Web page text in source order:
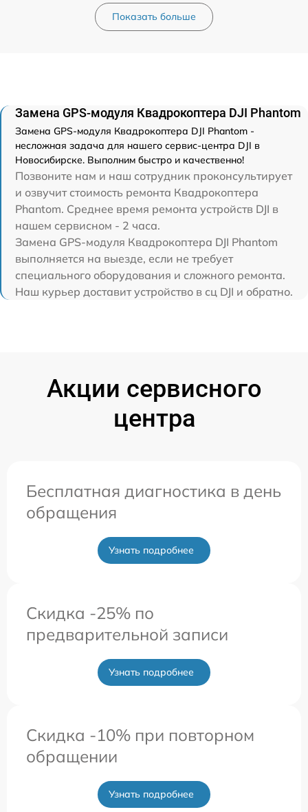
Показать больше
Замена GPS-модуля Квадрокоптера DJI Phantom
Замена GPS-модуля Квадрокоптера DJI Phantom -
несложная задача для нашего сервис-центра DJI в
Новосибирске. Выполним быстро и качественно!
Позвоните нам и наш сотрудник проконсультирует
и озвучит стоимость ремонта Квадрокоптера
Phantom. Среднее время ремонта устройств DJI в
нашем сервисном - 2 часа.
Замена GPS-модуля Квадрокоптера DJI Phantom
выполняется на выезде, если не требует
специального оборудования и сложного ремонта.
Наш курьер доставит устройство в сц DJI и обратно.
Акции сервисного
центра
Бесплатная диагностика в день
обращения
Узнать подробнее
Скидка -25% по
предварительной записи
Узнать подробнее
Скидка -10% при повторном
обращении
Узнать подробнее